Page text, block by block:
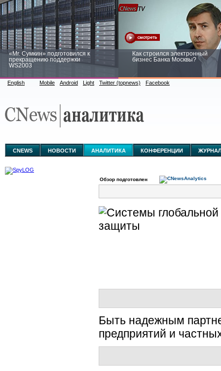
«Mr. Сумкин» подготовился к
прекращению поддержки
WS2003
Как строился электронный
бизнес Банка Москвы?
аналитике
English Mobile Android Light Twitter (topnews) Facebook
CNEWS НОВОСТИ АНАЛИТИКА КОНФЕРЕНЦИИ
Обзор подготовлен
Быть надежным
предприятий и